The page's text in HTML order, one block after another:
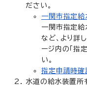
ださい。
一関市指定
一関市指定給
など、より詳
ージ内の「指
い。
指定申請時確
水道の給水装置所